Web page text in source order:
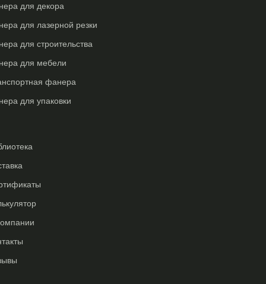
для декора
для лазерной резки
для строительства
для мебели
фанера
для упаковки